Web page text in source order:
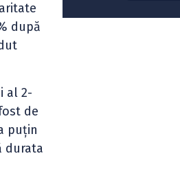
după
al 2-
de
puțin
durata